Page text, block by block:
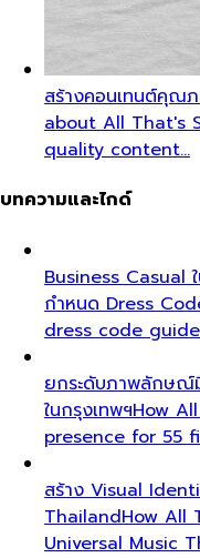
สร้างคอนเทนต์คุณ
about All That's
quality content…
บทความและไกด์
Business Casual
กำหนด Dress
dress code
ยกระดับภาพลักษณ์
ในกรุงเทพฯHow
presence for 55
สร้าง Visual
ThailandHow All
Universal Music